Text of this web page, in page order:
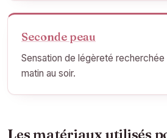
Seconde peau
Sensation de légèreté recherchée
matin au soir.
Les matériaux utilisés